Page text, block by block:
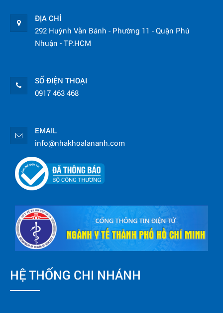
ĐỊA CHỈ
292 Huỳnh Văn Bánh - Phường 11 - Quận Phú
Nhuận - TP.HCM
SỐ ĐIỆN THOẠI
0917 463 468
EMAIL
info@nhakhoalananh.com
HỆ THỐNG CHI NHÁNH